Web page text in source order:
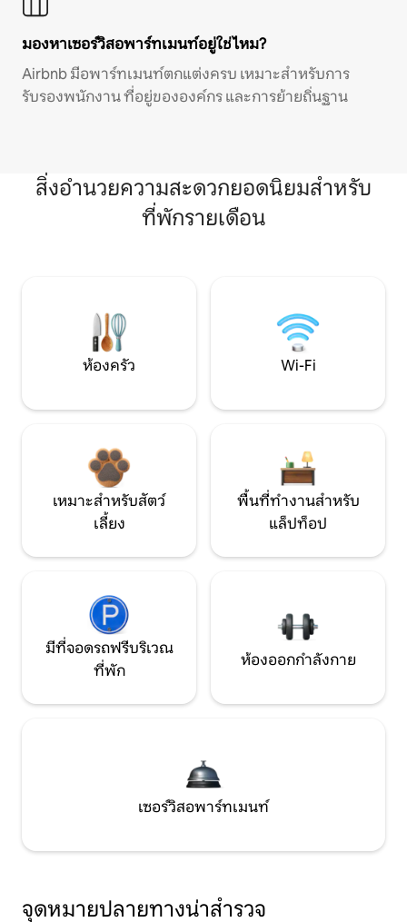
มองหาเซอร์วิสอพาร์ทเมนท์อยู่ใช่ไหม?
Airbnb มีอพาร์ทเมนท์ตกแต่งครบ เหมาะสำหรับการ
รับรองพนักงาน ที่อยู่ขององค์กร และการย้ายถิ่นฐาน
สิ่งอำนวยความสะดวกยอดนิยมสำหรับ
ที่พักรายเดือน
ห้องครัว Wi-Fi
เหมาะสำหรับสัตว์
เลี้ยง
พื้นที่ทำงานสำหรับ
แล็ปท็อป
มีที่จอดรถฟรีบริเวณ
ที่พัก
ห้องออกกำลังกาย
เซอร์วิสอพาร์ทเมนท์
จุดหมายปลายทางน่าสำรวจ